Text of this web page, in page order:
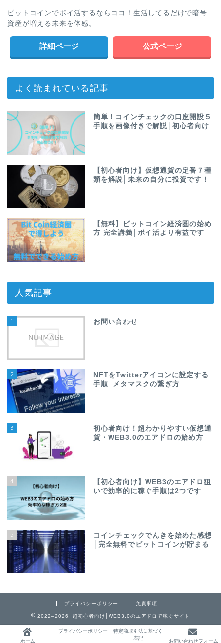
ビットコインでポイ活するならココ！生活してるだけで暗号
資産が増える未来を体感。
詳細ページ 公式ページ
よく読まれている記事
簡単！コインチェックの口座開設５
手順を画像付きで解説│初心者向け
【初心者向け】仮想通貨の定番７種
類を解説│未来の自分に投資です！
【無料】ビットコイン経済圏の始め
方 完全講義│ポイ活より有益です
人気記事
1 お問い合わせ
2
NFTをTwitterアイコンに設定する
手順│メタマスクの繋ぎ方
3
初心者向け！超わかりやすい仮想通
貨・WEB3.0のエアドロの始め方
4
【初心者向け】WEB3のエアドロ狙
いで効率的に稼ぐ手順は2つです
5
コインチェックでんきを始めた感想
│完全無料でビットコインが貯まる
プライバシーポリシー 免責事項
2022–2026 超初心者向け│WEB3.0のエアドロで稼ぐサイト
ホーム
プライバシーポリシー
特定商取引法に基づく
表記
お問い合わせフォーム